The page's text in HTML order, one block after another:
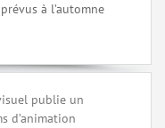
à l’automne
publie un
d’animation